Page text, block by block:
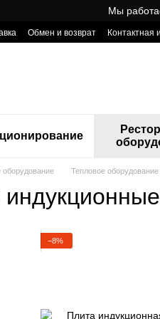
Мы
Обмен и возврат Контактная
оборудование Тепловое оборудование
−8%